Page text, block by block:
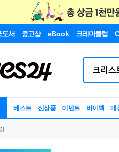
도서 중고샵 eBook 크레마클럽
베스트 신상품 이벤트 바이백 매